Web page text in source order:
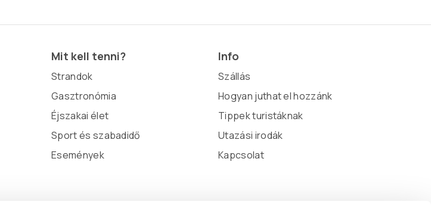
Mit kell tenni?
Strandok
Gasztronómia
Éjszakai élet
Sport és szabadidő
Események
Info
Szállás
Hogyan juthat el hozzánk
Tippek turistáknak
Utazási irodák
Kapcsolat